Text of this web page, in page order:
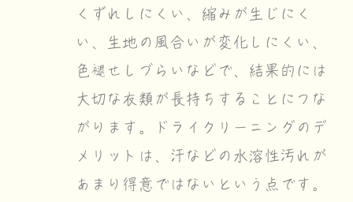
くずれしにくい、縮みが生じにく
い、生地の風合いが変化しにくい、
色褪せしづらいなどで、結果的には
大切な衣類が長持ちすることにつな
がります。ドライクリーニングのデ
メリットは、汗などの水溶性汚れが
あまり得意ではないという点です。